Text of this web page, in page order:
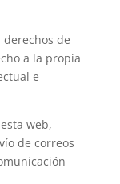
de
a la propia
e
web,
de correos